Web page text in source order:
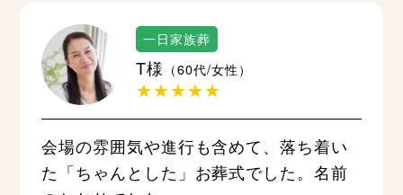
一日家族葬
T様 （60代/女性）
★★★★★
会場の雰囲気や進行も含めて、落ち着い
た「ちゃんとした」お葬式でした。名前